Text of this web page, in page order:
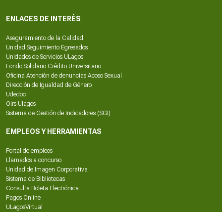
ENLACES DE INTERÉS
Aseguramiento de la Calidad
Unidad Seguimiento Egresados
Unidades de Servicios ULagos
Fondo Solidario Crédito Universitario
Oficina Atención de denuncias Acoso Sexual
Dirección de Igualdad de Género
Udedoc
Oirs Ulagos
Sistema de Gestión de Indicadores (SGI)
EMPLEOS Y HERRAMIENTAS
Portal de empleos
Llamados a concurso
Unidad de Imagen Corporativa
Sistema de Bibliotecas
Consulta Boleta Electrónica
Pagos Online
ULagosVirtual